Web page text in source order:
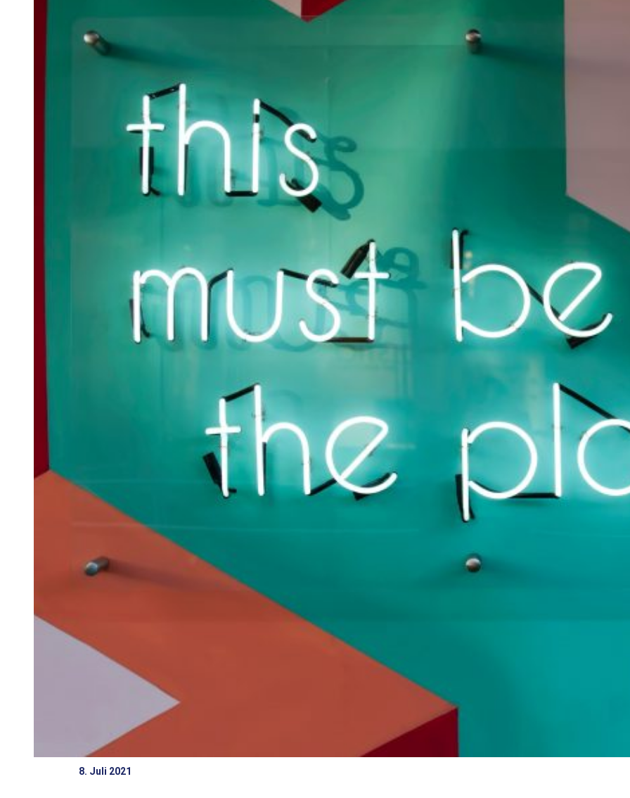
8. Juli 2021